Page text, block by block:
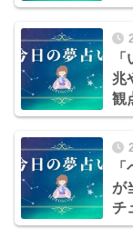
兆
観
が
チ